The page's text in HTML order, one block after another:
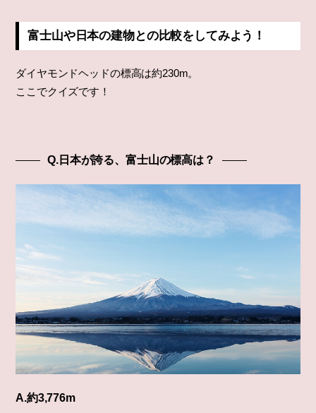
富士山や日本の建物との比較をしてみよう！
ダイヤモンドヘッドの標高は約230m。
ここでクイズです！
Q.日本が誇る、富士山の標高は？
A.約3,776m